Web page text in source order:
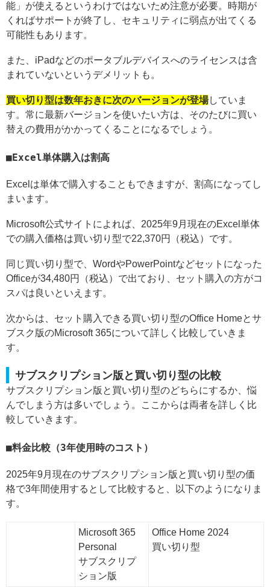
能」が使えるというわけではないため注意が必要。時期が
くればサポートが終了し、セキュリティに弱点が出てくる
可能性もあります。
また、iPadなどのポータブルデバイスへのライセンスは含
まれていないというデメリットも。
買い切り型は数年おきに次のバージョンが登場していま
す。常に最新バージョンを使いたい方は、そのたびに買い
替えの費用がかかってくることになるでしょう。
Excel単体購入は割高
Excelは単体で購入することもできますが、割高になってし
まいます。
Microsoft公式サイトによれば、2025年9月現在のExcel単体
での購入価格は買い切り型で22,370円（税込）です。
同じ買い切り型で、WordやPowerPointなどセットになった
Officeが34,480円（税込）で出ており、セット購入の方がコ
スパは良いといえます。
次からは、セット購入できる買い切り型のOffice Homeとサ
ブスク版のMicrosoft 365について詳しく比較していきま
す。
サブスクリプション版と買い切り型の比較
サブスクリプション版と買い切り型のどちらにするか、悩
んでしまう方は多いでしょう。ここからは両者を詳しく比
較していきます。
料金比較（3年使用時のコスト）
2025年9月現在のサブスクリプション版と買い切り型の価
格で3年間使用するとして比較すると、以下のようになりま
す。
Microsoft 365
Personal
サブスクリプ
ション版
Office Home 2024
買い切り型